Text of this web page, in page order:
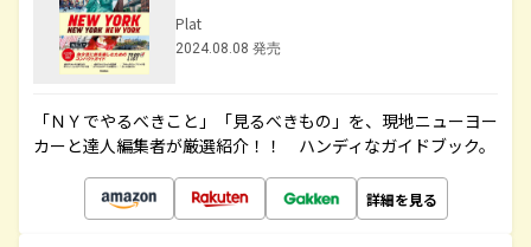
Plat
2024.08.08 発売
「ＮＹでやるべきこと」「見るべきもの」を、現地ニューヨー
カーと達人編集者が厳選紹介！！ ハンディなガイドブック。
詳細を見る